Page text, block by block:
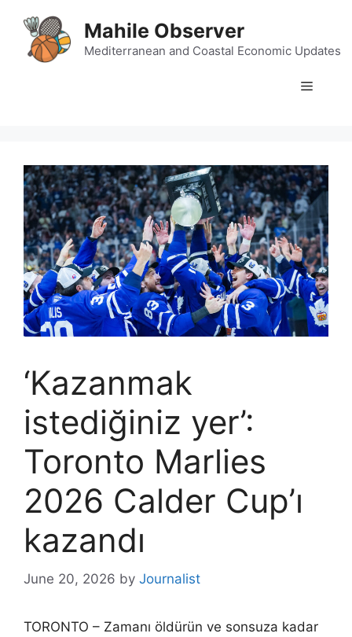
content
Mahile Observer
Mediterranean and Coastal Economic Updates
Menu
‘Kazanmak
istediğiniz yer’:
Toronto Marlies
2026 Calder Cup’ı
kazandı
June 20, 2026 by Journalist
TORONTO – Zamanı öldürün ve sonsuza kadar